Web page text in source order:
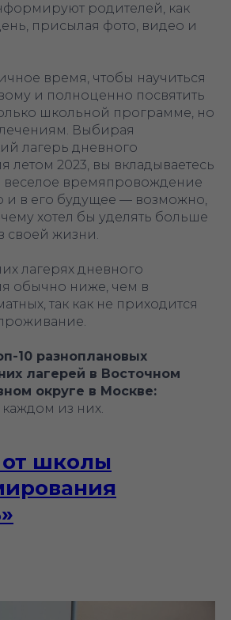
родителей, как
присылая фото, видео и
время, чтобы научиться
и полноценно посвятить
школьной программе, но
Выбирая
лагерь дневного
летом 2023, вы вкладываетесь
веселое времяпровождение
и в его будущее — возможно,
хотел бы уделять больше
своей жизни.
лагерях дневного
обычно ниже, чем в
так как не приходится
10 разноплановых
лагерей в Восточном
округе в Москве:
из них.
от школы